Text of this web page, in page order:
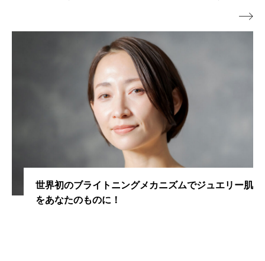
向け特に敏感肌、乾燥肌へのスキンケアアドバイスに
世界初のブライトニングメカニズムでジュエリー肌
をあなたのものに！
